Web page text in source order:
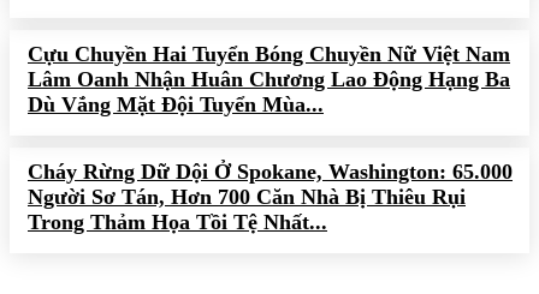
Cựu Chuyền Hai Tuyển Bóng Chuyền Nữ Việt Nam
Lâm Oanh Nhận Huân Chương Lao Động Hạng Ba
Dù Vắng Mặt Đội Tuyển Mùa...
Cháy Rừng Dữ Dội Ở Spokane, Washington: 65.000
Người Sơ Tán, Hơn 700 Căn Nhà Bị Thiêu Rụi
Trong Thảm Họa Tồi Tệ Nhất...